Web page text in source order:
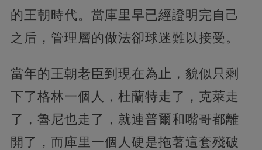
的王朝時代。當庫里早已經證明完自己
之后，管理層的做法卻球迷難以接受。
當年的王朝老臣到現在為止，貌似只剩
下了格林一個人，杜蘭特走了，克萊走
了，魯尼也走了，就連普爾和嘴哥都離
開了，而庫里一個人硬是拖著這套殘破